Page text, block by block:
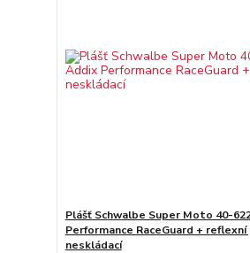
Plášť Schwalbe Super Moto 40-
Performance RaceGuard + reflexní
neskládací